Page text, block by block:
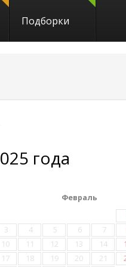
Подборки
года
Февраль
3
4 5 6 7
10
11 12 13 14
17
18 19 20 21